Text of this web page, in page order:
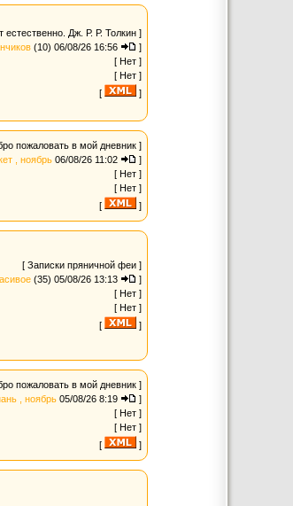
Дж. Р. Р. Толкин ]
(10) 06/08/26 16:56
]
[ Нет ]
[ Нет ]
[ ]
пожаловать в мой дневник ]
, ноябрь06/08/26 11:02
]
[ Нет ]
[ Нет ]
[ ]
[ Записки пряничной феи ]
(35) 05/08/26 13:13
]
[ Нет ]
[ Нет ]
[ ]
пожаловать в мой дневник ]
, ноябрь05/08/26 8:19
]
[ Нет ]
[ Нет ]
[ ]